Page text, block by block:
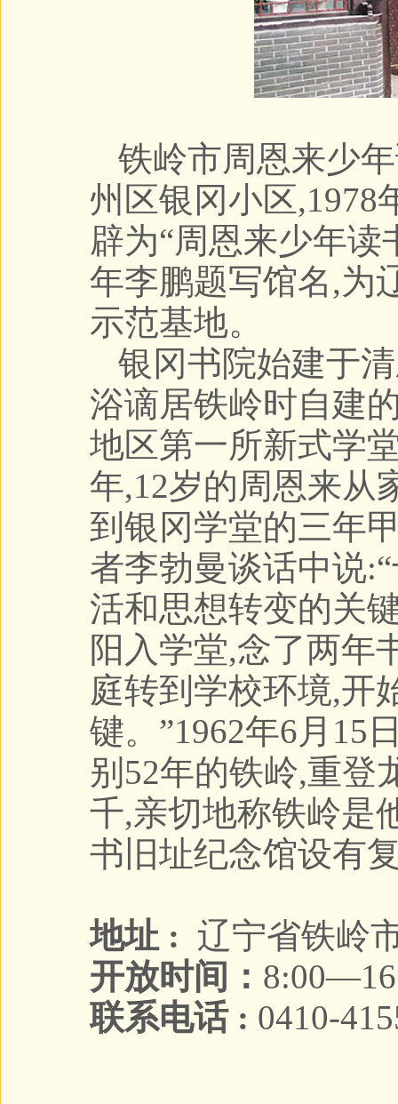
铁岭市周恩来少
州区银冈小区,1978
辟为“周恩来少年读
年李鹏题写馆名,为
示范基地。
银冈书院始建于
浴谪居铁岭时自建
地区第一所新式学
年,12岁的周恩来从
到银冈学堂的三年
者李勃曼谈话中说
活和思想转变的关
阳入学堂,念了两年
庭转到学校环境,开
键。”1962年6月15
别52年的铁岭,重登
千,亲切地称铁岭是
书旧址纪念馆设有
地址 : 辽宁省铁岭
开放时间：
联系电话 : 0410-